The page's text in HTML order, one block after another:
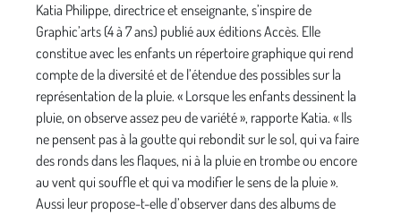
Katia Philippe, directrice et enseignante, s’inspire de
Graphic’arts (4 à 7 ans) publié aux éditions Accès. Elle
constitue avec les enfants un répertoire graphique qui rend
compte de la diversité et de l’étendue des possibles sur la
représentation de la pluie. « Lorsque les enfants dessinent la
pluie, on observe assez peu de variété », rapporte Katia. « Ils
ne pensent pas à la goutte qui rebondit sur le sol, qui va faire
des ronds dans les flaques, ni à la pluie en trombe ou encore
au vent qui souffle et qui va modifier le sens de la pluie ».
Aussi leur propose-t-elle d’observer dans des albums de